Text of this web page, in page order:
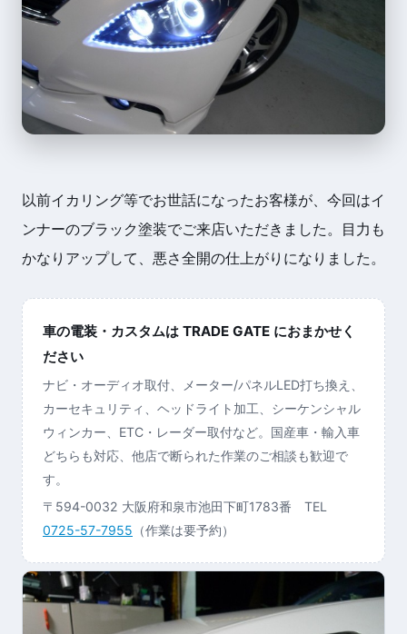
以前イカリング等でお世話になったお客様が、今回はイ
ンナーのブラック塗装でご来店いただきました。目力も
かなりアップして、悪さ全開の仕上がりになりました。
車の電装・カスタムは TRADE GATE におまかせく
ださい
ナビ・オーディオ取付、メーター/パネルLED打ち換え、
カーセキュリティ、ヘッドライト加工、シーケンシャル
ウィンカー、ETC・レーダー取付など。国産車・輸入車
どちらも対応、他店で断られた作業のご相談も歓迎で
す。
〒594-0032 大阪府和泉市池田下町1783番 TEL
0725-57-7955 （作業は要予約）